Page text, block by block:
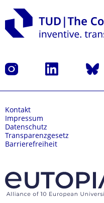
Instagram LinkedIn
Kontakt
Impressum
Datenschutz
Transparenzgesetz
Barrierefreiheit